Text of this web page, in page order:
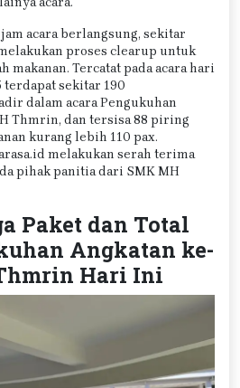
acara berlangsung, sekitar
proses clearup untuk
makanan. Tercatat pada acara hari
terdapat sekitar 190
dalam acara Pengukuhan
Thmrin, dan tersisa 88 piring
kurang lebih 110 pax.
melakukan serah terima
pihak panitia dari SMK MH
Paket dan Total
Angkatan ke-
Hari Ini